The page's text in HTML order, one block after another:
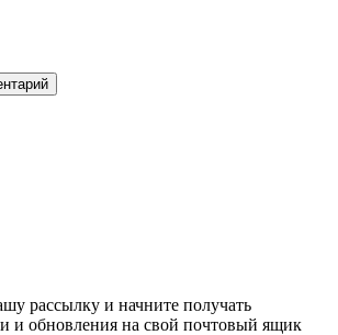
рассылку и начните получать
и обновления на свой почтовый ящик